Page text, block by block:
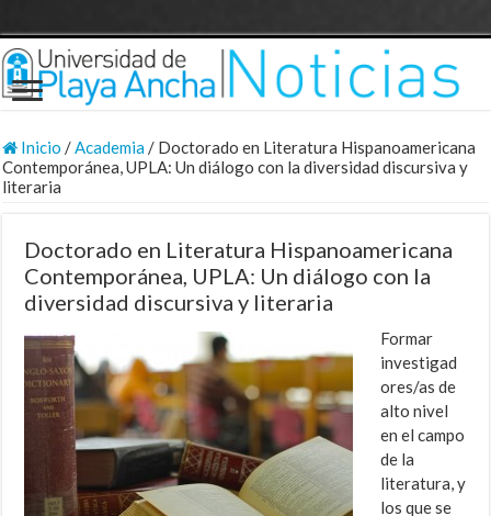
Inicio /Academia/ Doctorado en Literatura Hispanoamericana
Contemporánea, UPLA: Un diálogo con la diversidad discursiva y
literaria
Doctorado en Literatura Hispanoamericana
Contemporánea, UPLA: Un diálogo con la
diversidad discursiva y literaria
Formar
investigad
ores/as de
alto nivel
en el campo
de la
literatura, y
los que se